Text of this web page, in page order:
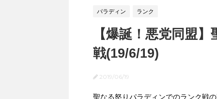
パラディン ランク
【爆誕！悪党同盟
戦(19/6/19)
2019/06/19
聖なる怒りパラディンでのランク戦